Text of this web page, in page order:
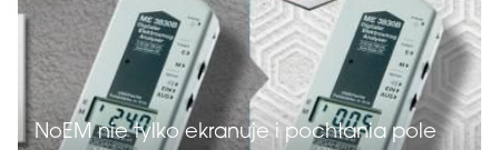
NoEM nie tylko ekranuje i pochłania pole